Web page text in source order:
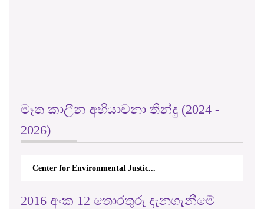
මෑත කාලීන අභියාචනා තීන්දු (2024 -
2026)
Center for Environmental Justic...
2016 අංක 12 තොරතුරු දැනගැනීමේ